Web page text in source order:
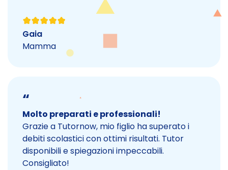
Gaia
Mamma
“
Molto preparati e professionali!
Grazie a Tutornow, mio figlio ha superato i
debiti scolastici con ottimi risultati. Tutor
disponibili e spiegazioni impeccabili.
Consigliato!